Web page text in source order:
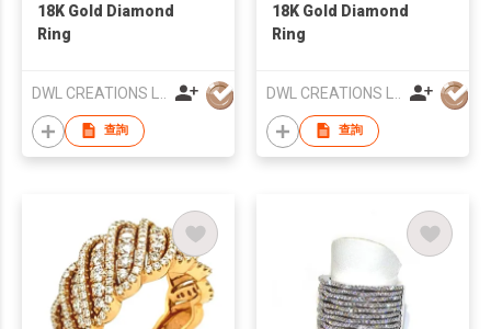
18K Gold Diamond
Ring
查詢
18K Gold Diamond
Ring
查詢